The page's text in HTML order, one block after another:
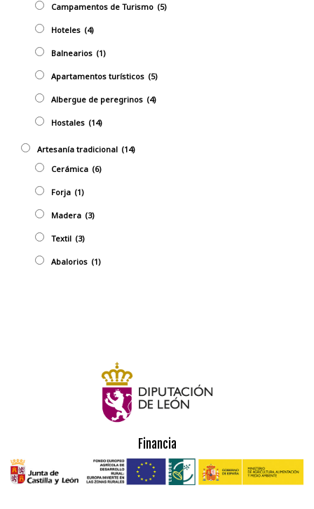
Campamentos de Turismo (5)
Hoteles (4)
Balnearios (1)
Apartamentos turísticos (5)
Albergue de peregrinos (4)
Hostales (14)
Artesaní­a tradicional (14)
Cerámica (6)
Forja (1)
Madera (3)
Textil (3)
Abalorios (1)
Financia